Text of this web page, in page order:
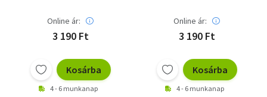
Online ár:
3 190 Ft
Kosárba
4 - 6 munkanap
Online ár:
3 190 Ft
Kosárba
4 - 6 munkanap